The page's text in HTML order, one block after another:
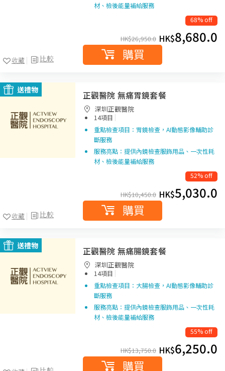
比較
收藏
材、檢後能量補給服務
68% off
HK$26,950.0 HK$8,680.0
購買
送禮物
比較
收藏
正觀醫院 無痛胃鏡套餐
深圳正觀醫院
14項目 |
重點檢查項目：胃鏡檢查，AI動態影像輔助診
斷服務
服務亮點：提供內鏡檢查服飾用品、一次性耗
材、檢後能量補給服務
52% off
HK$10,450.0 HK$5,030.0
購買
送禮物 正觀醫院 無痛腸鏡套餐
深圳正觀醫院
14項目 |
重點檢查項目：大腸檢查，AI動態影像輔助診
斷服務
服務亮點：提供內鏡檢查服飾用品、一次性耗
材、檢後能量補給服務
55% off
HK$13,750.0 HK$6,250.0
購買